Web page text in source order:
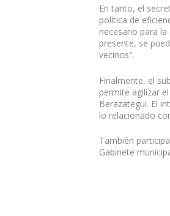
En tanto, el
política de
necesario para
presente, se
vecinos".
Finalmente, el
permite agilizar
Berazategui. El
lo relacionado
También
Gabinete